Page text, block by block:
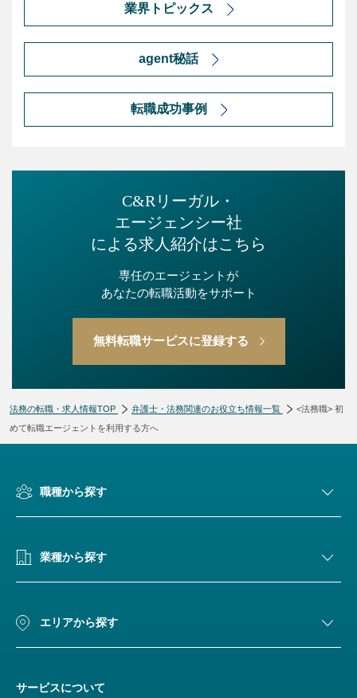
業界トピックス
agent秘話
転職成功事例
C&Rリーガル・
エージェンシー社
による求人紹介はこちら
専任のエージェントが
あなたの転職活動をサポート
無料転職サービスに登録する
法務の転職・求人情報TOP 弁護士・法務関連のお役立ち情報一覧
<法務職> 初
めて転職エージェントを利用する方へ
職種から探す
業種から探す
エリアから探す
サービスについて